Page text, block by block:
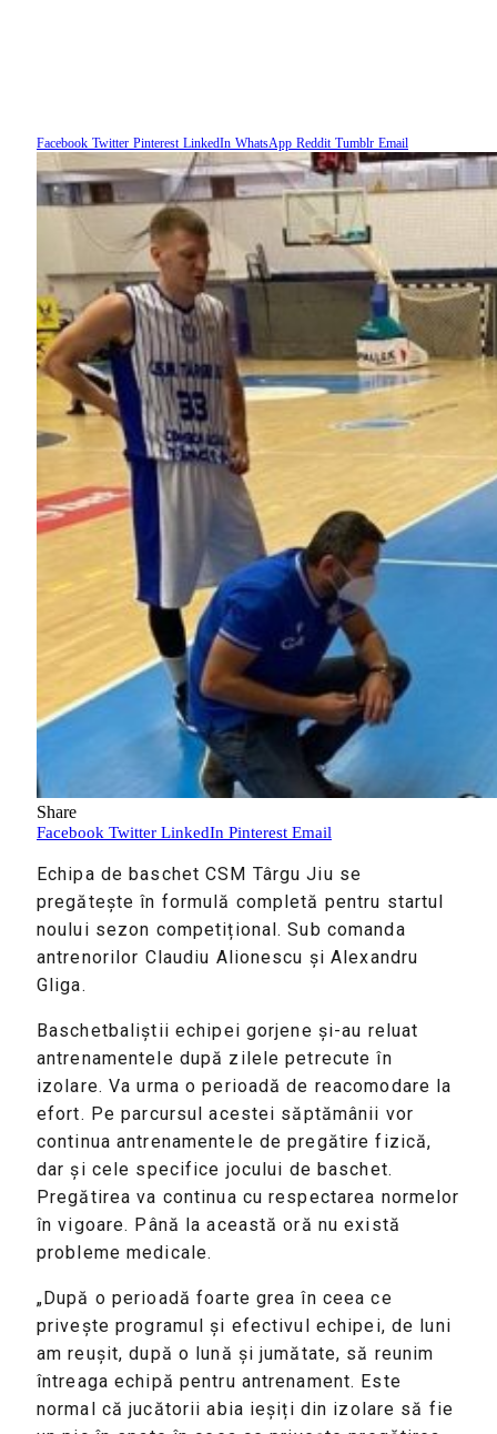
Facebook Twitter Pinterest LinkedIn WhatsApp Reddit Tumblr Email
Share
Facebook Twitter LinkedIn Pinterest Email
Echipa de baschet CSM Târgu Jiu se
pregătește în formulă completă pentru startul
noului sezon competițional. Sub comanda
antrenorilor Claudiu Alionescu și Alexandru
Gliga.
Baschetbaliștii echipei gorjene și-au reluat
antrenamentele după zilele petrecute în
izolare. Va urma o perioadă de reacomodare la
efort. Pe parcursul acestei săptămânii vor
continua antrenamentele de pregătire fizică,
dar și cele specifice jocului de baschet.
Pregătirea va continua cu respectarea normelor
în vigoare. Până la această oră nu există
probleme medicale.
„După o perioadă foarte grea în ceea ce
privește programul și efectivul echipei, de luni
am reușit, după o lună și jumătate, să reunim
întreaga echipă pentru antrenament. Este
normal că jucătorii abia ieșiți din izolare să fie